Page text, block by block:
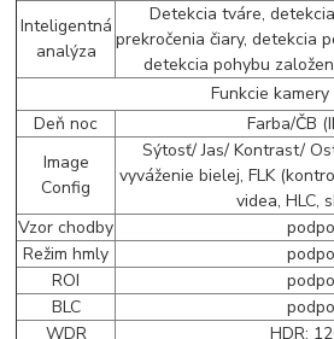
Inteligentná
analýza
Detekcia tváre,
prekročenia čiary, detekcia
detekcia pohybu
Funkcie kamery
Deň noc
Farba/ČB
Image
Config
Sýtosť/ Jas/ Kontrast/
vyváženie bielej, FLK
videa, HLC,
Vzor chodby
Režim hmly
ROI
BLC
WDR
HDR: